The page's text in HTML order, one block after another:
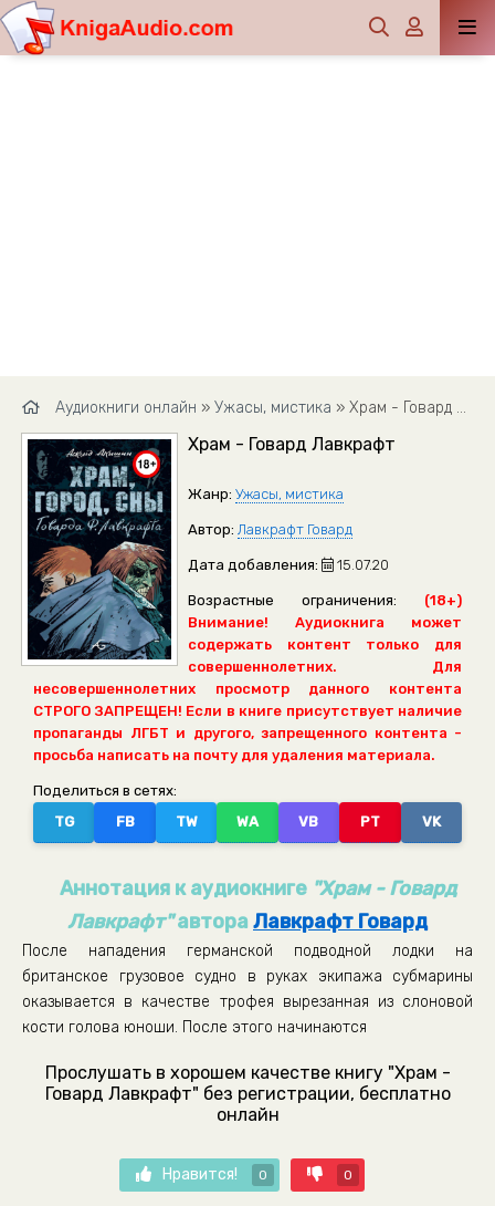
Аудиокниги онлайн » Ужасы, мистика » Храм - Говард Лавкрафт
Храм - Говард Лавкрафт
Жанр: Ужасы, мистика
Автор: Лавкрафт Говард
Дата добавления: 15.07.20
Возрастные ограничения:
(18+)
Внимание! Аудиокнига может
содержать контент только для
совершеннолетних. Для
несовершеннолетних просмотр данного контента
СТРОГО ЗАПРЕЩЕН! Если в книге присутствует наличие
пропаганды ЛГБТ и другого, запрещенного контента -
просьба написать на почту для удаления материала.
Поделиться в сетях:
TG
FB TW WA VB PT VK
Аннотация к аудиокниге "Храм - Говард
Лавкрафт"автора Лавкрафт Говард
После нападения германской подводной лодки на
британское грузовое судно в руках экипажа субмарины
оказывается в качестве трофея вырезанная из слоновой
кости голова юноши. После этого начинаются
Прослушать в хорошем качестве книгу "Храм -
Говард Лавкрафт" без регистрации, бесплатно
онлайн
Нравится! 0 0